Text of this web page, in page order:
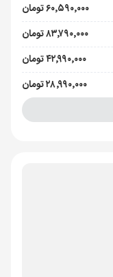
۶۰٬۵۹۰٬۰۰۰ تومان
۸۳٬۷۹۰٬۰۰۰ تومان
۴۲٬۹۹۰٬۰۰۰ تومان
۲۸٬۹۹۰٬۰۰۰ تومان